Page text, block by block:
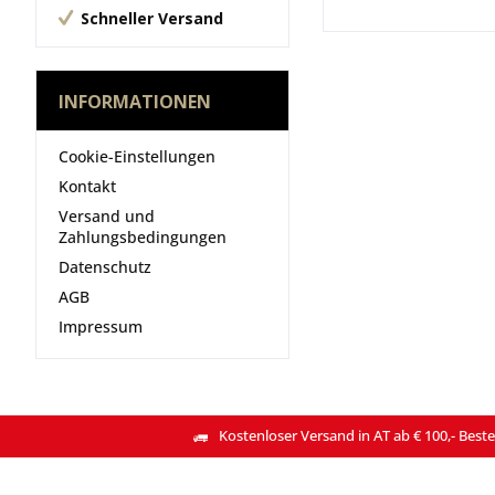
Schneller Versand
INFORMATIONEN
Cookie-Einstellungen
Kontakt
Versand und
Zahlungsbedingungen
Datenschutz
AGB
Impressum
Kostenloser Versand in AT ab € 100,-